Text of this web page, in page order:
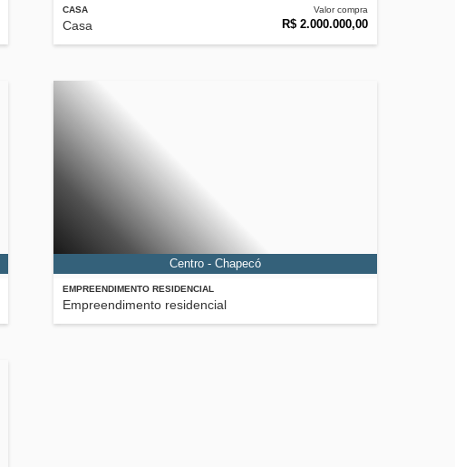
CASA
Casa
Valor compra
R$ 2.000.000,00
EMPREENDIMENTO RESIDENCIAL
Empreendimento residencial
Centro - Chapecó